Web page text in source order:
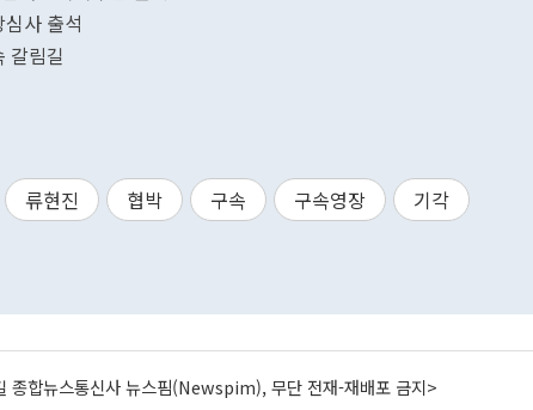
사 출석
갈림길
류현진 협박 구속 구속영장
기각
종합뉴스통신사 뉴스핌(Newspim), 무단 전재-재배포 금지>